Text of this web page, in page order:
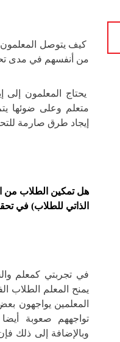
كيف يتوصل المعلمون
من أنفسهم في مدى
يحتاج المعلمون
متعلم وعلى ضوئها
إيجاد طرق صارمة
هل تمكين الطلاب من
الذاتي للطلاب) في
في تجربتي كمعلم
يمنح المعلم الطلاب
المعلمين يواجهون
تواجههم صعوبة أيضا
وبالإضافة إلى ذلك